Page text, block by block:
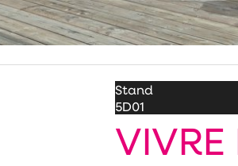
Stand
5D01
VIVRE